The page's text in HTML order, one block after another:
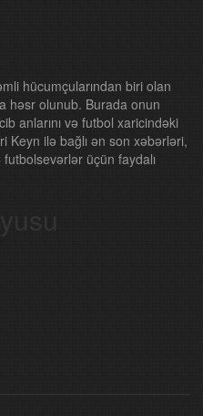
hücumçularından biri olan
həsr olunub. Burada onun
anlarını və futbol xaricindəki
Keyn ilə bağlı ən son xəbərləri,
üçün faydalı